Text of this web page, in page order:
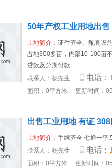
50年产权工业用地出售
土地简介： 证件齐全、配套设
占地300多亩，内部10-100亩
贷款及分期付款
联系人： 杨先生 电话：
面积：0平方米 更新时间：
出售工业用地 有证
土地简介： 手续齐全 七通一平
联系人： 杨先生 电话：
面积：0平方米 更新时间：